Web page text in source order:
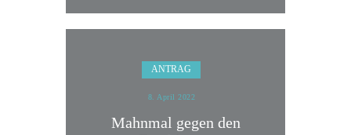
ANTRAG
8. April 2022
Mahnmal gegen den